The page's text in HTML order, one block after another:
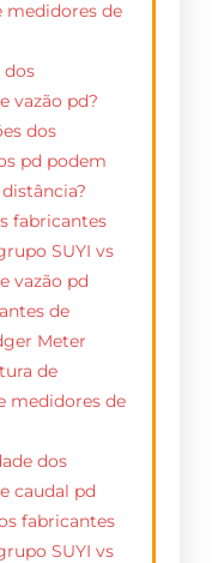
medidores de
dos
vazão pd?
dos
pd podem
fabricantes
SUYI vs
vazão pd
de
Meter
de
medidores de
dos
caudal pd
fabricantes
SUYI vs